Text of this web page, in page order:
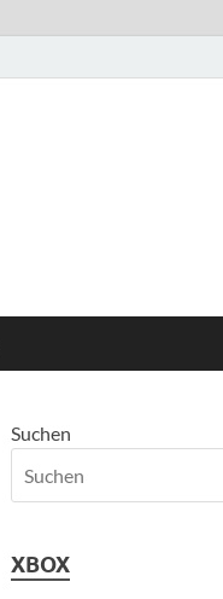
Suchen
XBOX